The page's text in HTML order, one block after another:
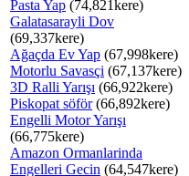
Pasta Yap (74,821kere)
Galatasarayli Dov
(69,337kere)
Ağaçda Ev Yap (67,998kere)
Motorlu Savasçi (67,137kere)
3D Ralli Yarışı (66,922kere)
Piskopat söför(66,892kere)
Engelli Motor Yarışı
(66,775kere)
Amazon Ormanlarinda
Engelleri Gecin (64,547kere)